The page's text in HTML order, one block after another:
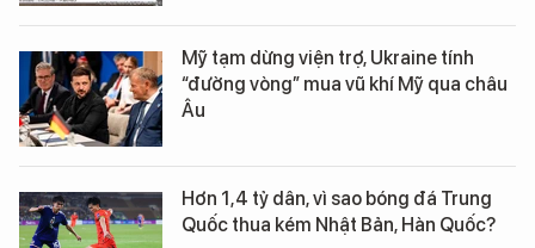
Mỹ tạm dừng viện trợ, Ukraine tính
“đường vòng” mua vũ khí Mỹ qua châu
Âu
Hơn 1,4 tỷ dân, vì sao bóng đá Trung
Quốc thua kém Nhật Bản, Hàn Quốc?